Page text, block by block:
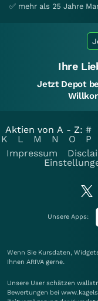
✅ mehr als 25 Jahre
Ihre
Jetzt Depot
Aktien von A - Z: #
K
L M N O P
Impressum
Unsere Apps:
Wenn Sie Kursdaten,
Ihnen ARIVA gerne.
Unsere User schätzen
Bewertungen bei